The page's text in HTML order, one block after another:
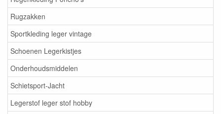
Rugzakken
Sportkleding leger vintage
Schoenen Legerkistjes
Onderhoudsmiddelen
Schietsport-Jacht
Legerstof leger stof hobby